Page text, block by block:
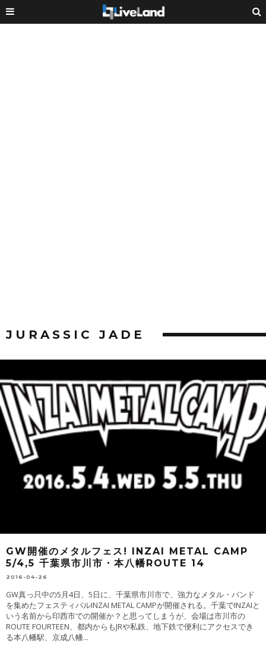
JURASSIC JADE
GW開催のメタルフェス! INZAI METAL CAMP
5/4,5 千葉県市川市・本八幡ROUTE 14
2016-04-26
GW真っ只中の5月4日、5日に、千葉県市川市で、強力なメタル・バンド
を集めたフェスティバルINZAI METAL CAMPが開催される。千葉でINZAIと
いう名前から印西市での開催か？と思ってしまうが、会場は市川市の
ROUTE FOURTEEN、都内からもJRや私鉄、地下鉄で便利にアクセスでき
る本八幡駅、京成八幡...